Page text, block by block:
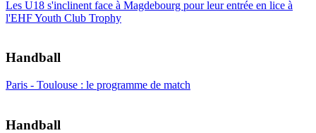
Les U18 s'inclinent face à Magdebourg pour leur entrée en lice à
l'EHF Youth Club Trophy
Handball
Paris - Toulouse : le programme de match
Handball